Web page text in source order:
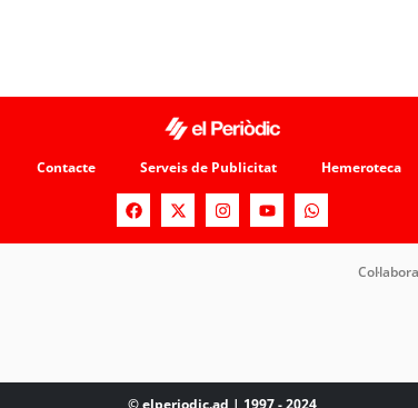
Contacte Serveis de Publicitat Hemeroteca
Col·labora
© elperiodic.ad | 1997 - 2024